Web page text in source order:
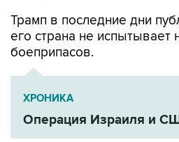
Трамп в последние дни
его страна не испытывает
боеприпасов.
ХРОНИКА
Операция Израиля и